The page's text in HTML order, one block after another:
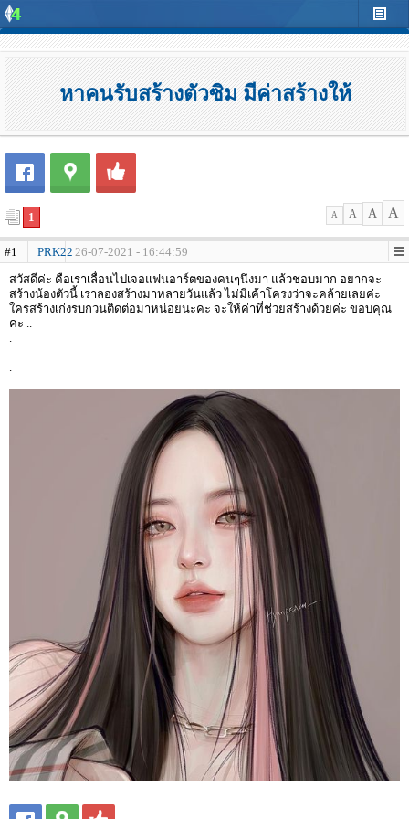
หาคนรับสร้างตัวซิม มีค่าสร้างให้
1 A A A A
#1 PRK22 26-07-2021 - 16:44:59
สวัสดีค่ะ คือเราเลื่อนไปเจอแฟนอาร์ตของคนๆนึงมา แล้วชอบมาก อยากจะ
สร้างน้องตัวนี้ เราลองสร้างมาหลายวันแล้ว ไม่มีเค้าโครงว่าจะคล้ายเลยค่ะ
ใครสร้างเก่งรบกวนติดต่อมาหน่อยนะคะ จะให้ค่าที่ช่วยสร้างด้วยค่ะ ขอบคุณ
ค่ะ ..
.
.
.